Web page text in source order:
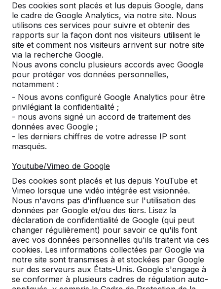
Des cookies sont placés et lus depuis Google, dans
le cadre de Google Analytics, via notre site. Nous
utilisons ces services pour suivre et obtenir des
rapports sur la façon dont nos visiteurs utilisent le
site et comment nos visiteurs arrivent sur notre site
via la recherche Google.
Nous avons conclu plusieurs accords avec Google
pour protéger vos données personnelles,
notamment :
- Nous avons configuré Google Analytics pour être
privilégiant la confidentialité ;
- nous avons signé un accord de traitement des
données avec Google ;
- les derniers chiffres de votre adresse IP sont
masqués.
Youtube/Vimeo de Google
Des cookies sont placés et lus depuis YouTube et
Vimeo lorsque une vidéo intégrée est visionnée.
Nous n'avons pas d'influence sur l'utilisation des
données par Google et/ou des tiers. Lisez la
déclaration de confidentialité de Google (qui peut
changer régulièrement) pour savoir ce qu'ils font
avec vos données personnelles qu'ils traitent via ces
cookies. Les informations collectées par Google via
notre site sont transmises à et stockées par Google
sur des serveurs aux États-Unis. Google s'engage à
se conformer à plusieurs cadres de régulation auto-
Ajouter à la commande
Ajouter à l’offre
Les frais de livraison sont calculés en fonction de
votre adresse de livraison. Le colis sera expédié
après réception du paiement.
Pions avec dé
Lorsquevous commandez unetable de jeuchez
HeBlad, vous recevez toujours tous
lesaccessoiresnécessaires correspondants. Avec
chaquetable de Ludooutable multi-jeux, un lot de
pions et un dé sont fournis en standard. Les pièces
sont en bois et les pions ont une hauteur de
4 centimètres. Pour jouer correctement, le lot se
compose naturellement de quatre fois quatre pions
de couleurs différentes.